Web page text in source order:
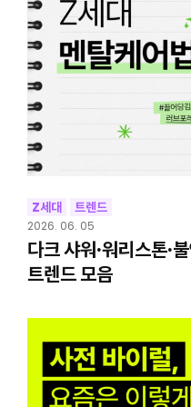
Z세대 트렌드
2026. 06. 05
다크 샤워·워리스톤·
트렌드 모음